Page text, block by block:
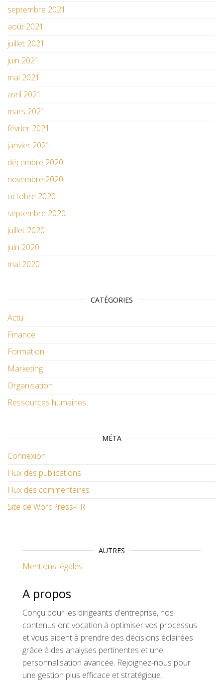
septembre 2021
août 2021
juillet 2021
juin 2021
mai 2021
avril 2021
mars 2021
février 2021
janvier 2021
décembre 2020
novembre 2020
octobre 2020
septembre 2020
juillet 2020
juin 2020
mai 2020
CATÉGORIES
Actu
Finance
Formation
Marketing
Organisation
Ressources humaines
MÉTA
Connexion
Flux des publications
Flux des commentaires
Site de WordPress-FR
AUTRES
Mentions légales
A propos
Conçu pour les dirigeants d'entreprise, nos
contenus ont vocation à optimiser vos processus
et vous aident à prendre des décisions éclairées
grâce à des analyses pertinentes et une
personnalisation avancée. Rejoignez-nous pour
une gestion plus efficace et stratégique.